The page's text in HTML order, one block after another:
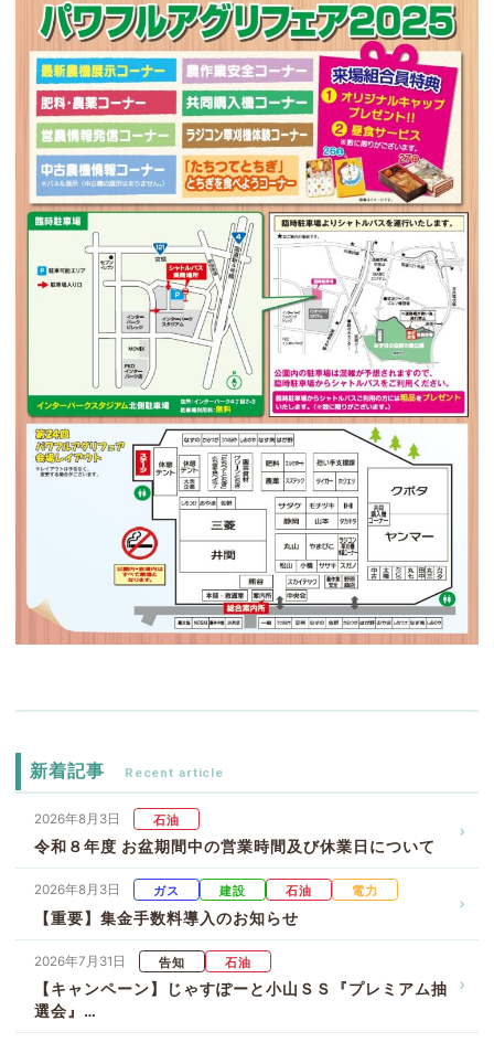
新着記事
2026年8月3日 石油
令和８年度 お盆期間中の営業時間及び休業日について
2026年8月3日 ガス 建設 石油 電力
【重要】集金手数料導入のお知らせ
2026年7月31日 告知 石油
【キャンペーン】じゃすぽーと小山ＳＳ『プレミアム抽
選会』…